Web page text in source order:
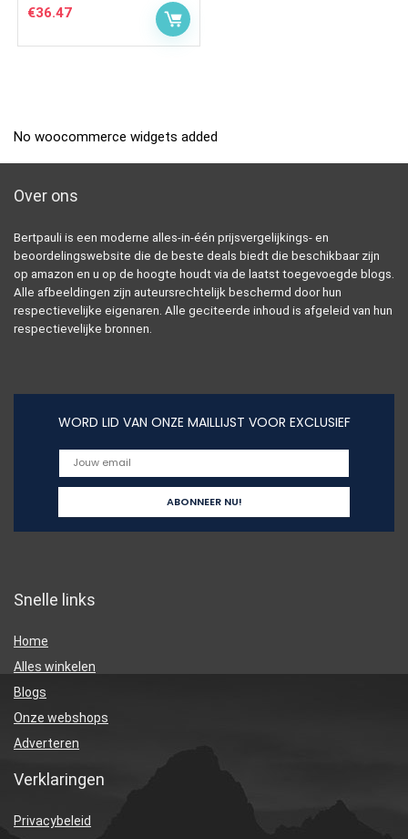
€36.47
No woocommerce widgets added
Over ons
Bertpauli is een moderne alles-in-één prijsvergelijkings- en
beoordelingswebsite die de beste deals biedt die beschikbaar zijn
op amazon en u op de hoogte houdt via de laatst toegevoegde blogs.
Alle afbeeldingen zijn auteursrechtelijk beschermd door hun
respectievelijke eigenaren. Alle geciteerde inhoud is afgeleid van hun
respectievelijke bronnen.
WORD LID VAN ONZE MAILLIJST VOOR EXCLUSIEF
Snelle links
Home
Alles winkelen
Blogs
Onze webshops
Adverteren
Verklaringen
Privacybeleid